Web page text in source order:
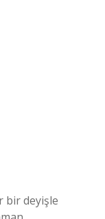
bir deyişle